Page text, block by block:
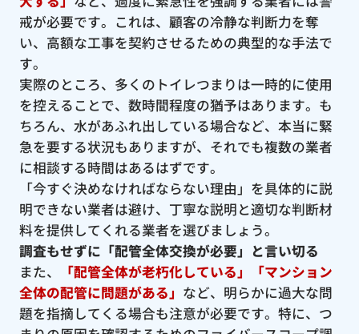
戒が必要です。これは、顧客の冷静な判断力を奪
い、高額な工事を契約させるための典型的な手法で
す。
実際のところ、多くのトイレつまりは一時的に使用
を控えることで、数時間程度の猶予はあります。も
ちろん、水があふれ出している場合など、本当に緊
急を要する状況もありますが、それでも複数の業者
に相談する時間はあるはずです。
「今すぐ決めなければならない理由」を具体的に説
明できない業者は避け、丁寧な説明と適切な判断材
料を提供してくれる業者を選びましょう。
調査もせずに「配管全体交換が必要」と言い切る
また、
「配管全体が老朽化している」「マンション
全体の配管に問題がある」 など、明らかに過大な問
題を指摘してくる場合も注意が必要です。特に、つ